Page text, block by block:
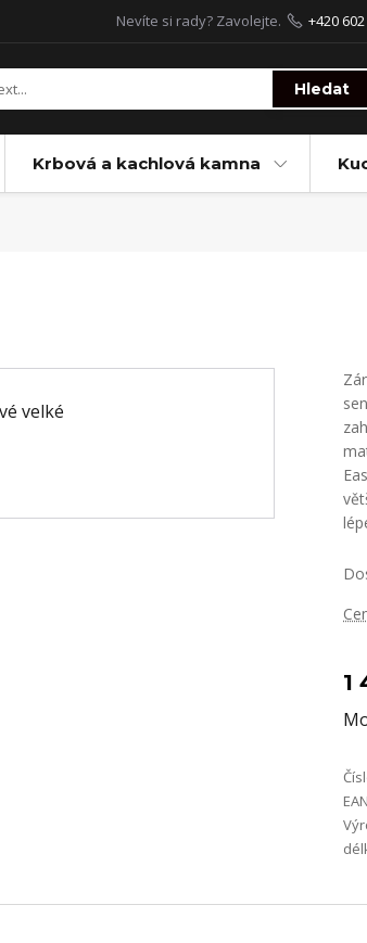
Hledat
Nevíte si rady? Zavolejte. +420
Krbová a kachlová kamna
1